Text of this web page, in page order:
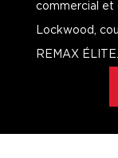
commercial et
Lockwood,
REMAX ÉLITE.